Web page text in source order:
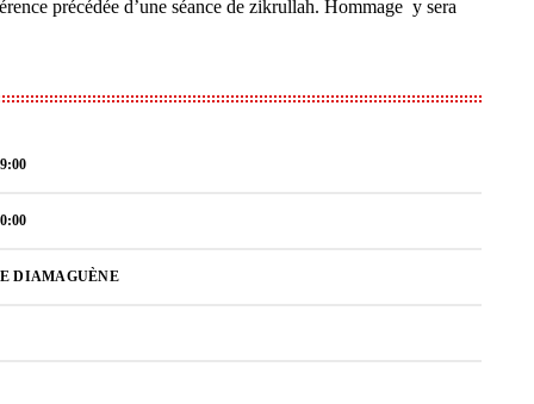
précédée d’une séance de zikrullah. Hommage y sera
DIAMAGUÈNE